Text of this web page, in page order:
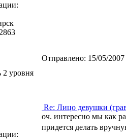
2863
Отправлено: 15/05/
2 уровня
Re: Лицо девушки
оч. интересно мы как
придется делать